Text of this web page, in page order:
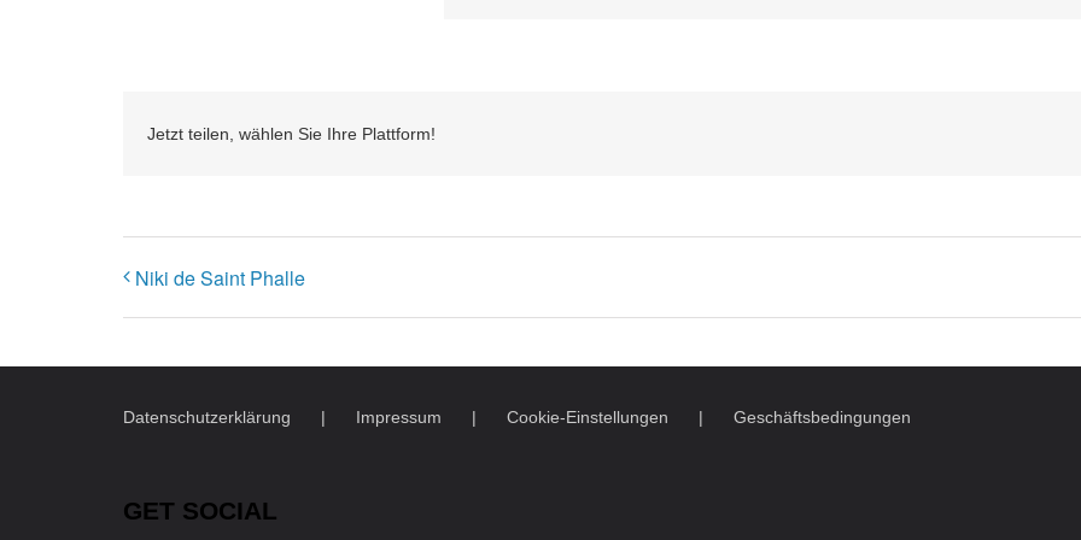
Jetzt teilen, wählen Sie Ihre Plattform!
Niki de Saint Phalle
Datenschutzerklärung Impressum Cookie-Einstellungen Geschäftsbedingungen
GET SOCIAL